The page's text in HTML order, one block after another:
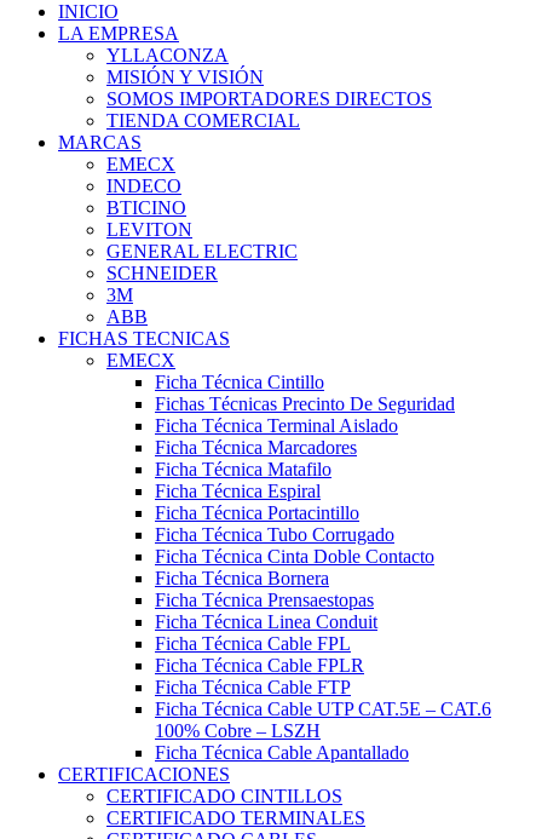
INICIO
LA EMPRESA
YLLACONZA
MISIÓN Y VISIÓN
SOMOS IMPORTADORES DIRECTOS
TIENDA COMERCIAL
MARCAS
EMECX
INDECO
BTICINO
LEVITON
GENERAL ELECTRIC
SCHNEIDER
3M
ABB
FICHAS TECNICAS
EMECX
Ficha Técnica Cintillo
Fichas Técnicas Precinto De Seguridad
Ficha Técnica Terminal Aislado
Ficha Técnica Marcadores
Ficha Técnica Matafilo
Ficha Técnica Espiral
Ficha Técnica Portacintillo
Ficha Técnica Tubo Corrugado
Ficha Técnica Cinta Doble Contacto
Ficha Técnica Bornera
Ficha Técnica Prensaestopas
Ficha Técnica Linea Conduit
Ficha Técnica Cable FPL
Ficha Técnica Cable FPLR
Ficha Técnica Cable FTP
Ficha Técnica Cable UTP CAT.5E – CAT.6
100% Cobre – LSZH
Ficha Técnica Cable Apantallado
CERTIFICACIONES
CERTIFICADO CINTILLOS
CERTIFICADO TERMINALES